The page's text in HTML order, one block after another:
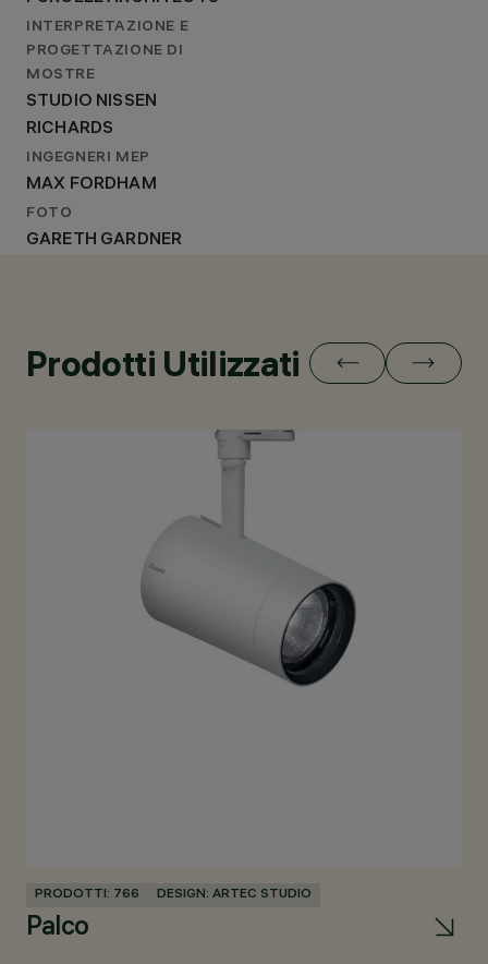
INTERPRETAZIONE E
PROGETTAZIONE DI
MOSTRE
STUDIO NISSEN
RICHARDS
INGEGNERI MEP
MAX FORDHAM
FOTO
GARETH GARDNER
Prodotti Utilizzati
PRODOTTI: 766 DESIGN: ARTEC STUDIO
Palco